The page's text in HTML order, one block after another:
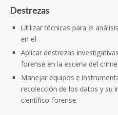
Destrezas
Utilizar técnicas para el
en el
Aplicar destrezas
forense en la escena del
Manejar equipos e
recolección de los datos y su
científico-forense.